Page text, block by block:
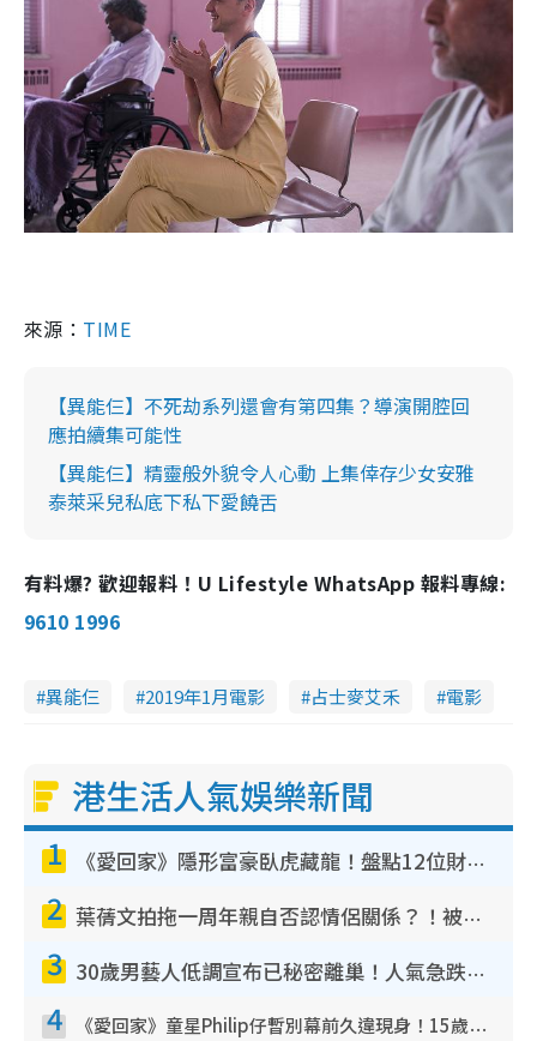
來源： TIME
【異能仨】不死劫系列還會有第四集？導演開腔回
應拍續集可能性
【異能仨】精靈般外貌令人心動 上集倖存少女安雅
泰萊采兒私底下私下愛饒舌
有料爆? 歡迎報料！U Lifestyle WhatsApp 報料專線:
9610 1996
異能仨 2019年1月電影 占士麥艾禾 電影
港生活人氣娛樂新聞
1 《愛回家》隱形富豪臥虎藏龍！盤點12位財氣逼人的有錢藝人：呢位靚女3億身家唔憂做
2 葉蒨文拍拖一周年親自否認情侶關係？！被質疑感情造假竟稱GM「普通同事」
3 30歲男藝人低調宣布已秘密離巢！人氣急跌變失蹤人口︰「這幾年過得並不容易」
4 《愛回家》童星Philip仔暫別幕前久違現身！15歲近況暴風長高蛻變帥氣少男